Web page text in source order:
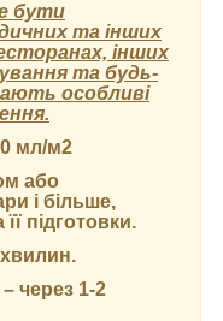
бути
та інших
інших
та будь-
особливі
мл/м2
або
і більше,
підготовки.
– через 1-2